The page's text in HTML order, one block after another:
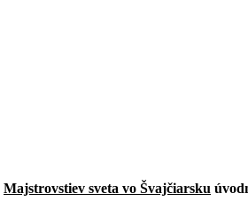
Majstrovstiev sveta vo Švajčiarsku